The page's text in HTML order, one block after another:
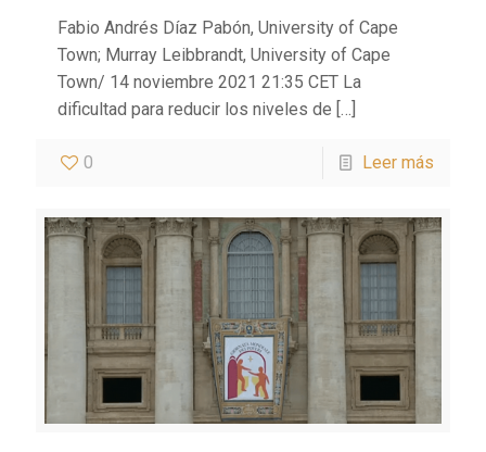
Fabio Andrés Díaz Pabón, University of Cape
Town; Murray Leibbrandt, University of Cape
Town/ 14 noviembre 2021 21:35 CET La
dificultad para reducir los niveles de […]
0 Leer más